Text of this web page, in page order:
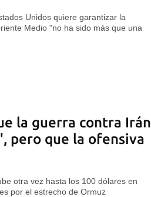
Unidos quiere garantizar la
Medio "no ha sido más que una
la guerra contra Irán
pero que la ofensiva
otra vez hasta los 100 dólares en
por el estrecho de Ormuz